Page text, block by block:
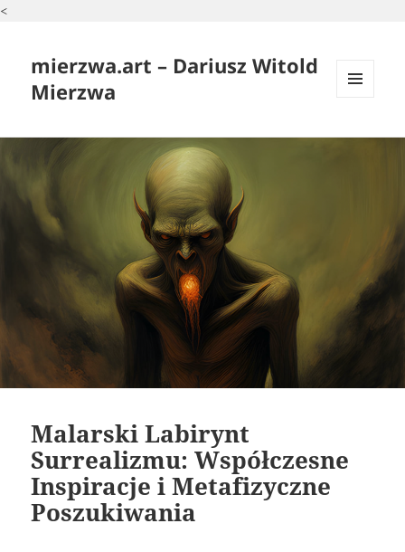
<
mierzwa.art – Dariusz Witold
Mierzwa
WIDGETY
Malarski Labirynt
Surrealizmu: Współczesne
Inspiracje i Metafizyczne
Poszukiwania